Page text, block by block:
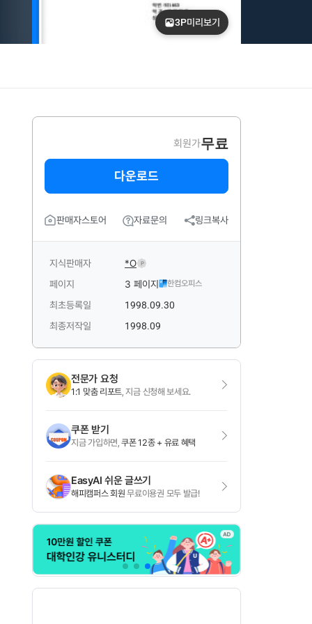
3P미리보기
회원가무료
다운로드
판매자스토어 자료문의 링크복사
지식판매자 *O P
페이지 3 페이지 한컴오피스
최초등록일
1998.09.30
최종저작일
1998.09
전문가 요청
1:1 맞춤 리포트, 지금 신청해 보세요.
쿠폰 받기
지금 가입하면,쿠폰 12종 + 유료 혜택
EasyAI 쉬운 글쓰기
해피캠퍼스 회원 무료이용권 모두 발급!